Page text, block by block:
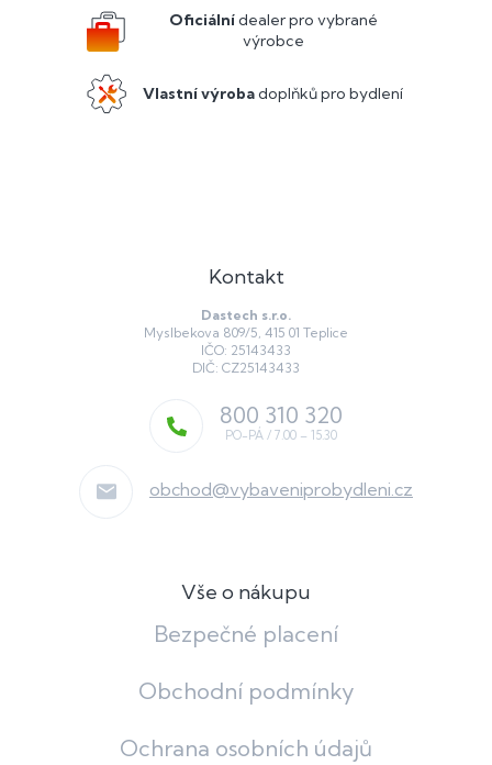
p
r
v
y
Oficiálnídealer pro vybrané
výrobce
Vlastní výrobadoplňků pro bydlení
Kontakt
Dastech s.r.o.
Myslbekova 809/5, 415 01 Teplice
IČO: 25143433
DIČ: CZ25143433
obchod@vybaveniprobydleni.cz
800 310 320
Vše o nákupu
Bezpečné placení
Obchodní podmínky
Ochrana osobních údajů